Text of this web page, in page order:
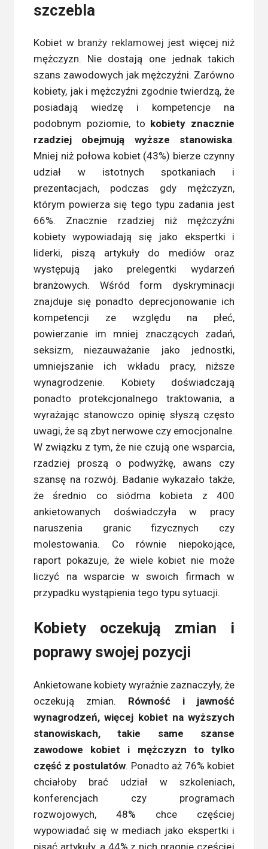
szczebla
Kobiet w branży reklamowej jest więcej niż
mężczyzn. Nie dostają one jednak takich
szans zawodowych jak mężczyźni. Zarówno
kobiety, jak i mężczyźni zgodnie twierdzą, że
posiadają wiedzę i kompetencje na
podobnym poziomie, to kobiety znacznie
rzadziej obejmują wyższe stanowiska.
Mniej niż połowa kobiet (43%) bierze czynny
udział w istotnych spotkaniach i
prezentacjach, podczas gdy mężczyzn,
którym powierza się tego typu zadania jest
66%. Znacznie rzadziej niż mężczyźni
kobiety wypowiadają się jako ekspertki i
liderki, piszą artykuły do mediów oraz
występują jako prelegentki wydarzeń
branżowych. Wśród form dyskryminacji
znajduje się ponadto deprecjonowanie ich
kompetencji ze względu na płeć,
powierzanie im mniej znaczących zadań,
seksizm, niezauważanie jako jednostki,
umniejszanie ich wkładu pracy, niższe
wynagrodzenie. Kobiety doświadczają
ponadto protekcjonalnego traktowania, a
wyrażając stanowczo opinię słyszą często
uwagi, że są zbyt nerwowe czy emocjonalne.
W związku z tym, że nie czują one wsparcia,
rzadziej proszą o podwyżkę, awans czy
szansę na rozwój. Badanie wykazało także,
że średnio co siódma kobieta z 400
ankietowanych doświadczyła w pracy
naruszenia granic fizycznych czy
molestowania. Co równie niepokojące,
raport pokazuje, że wiele kobiet nie może
liczyć na wsparcie w swoich firmach w
przypadku wystąpienia tego typu sytuacji.
Kobiety oczekują zmian i
poprawy swojej pozycji
Ankietowane kobiety wyraźnie zaznaczyły, że
oczekują zmian. Równość i jawność
wynagrodzeń, więcej kobiet na wyższych
stanowiskach, takie same szanse
zawodowe kobiet i mężczyzn to tylko
część z postulatów. Ponadto aż 76% kobiet
chciałoby brać udział w szkoleniach,
konferencjach czy programach
rozwojowych, 48% chce częściej
wypowiadać się w mediach jako ekspertki i
pisać artykuły, a 44% z nich pragnie częściej